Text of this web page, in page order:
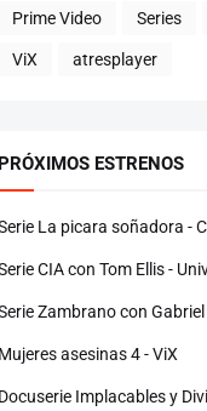
Prime Video Series
ViX atresplayer
PRÓXIMOS ESTRENOS
La picara soñadora -
CIA con Tom Ellis -
Zambrano con
Mujeres asesinas 4 - ViX
Docuserie Implacables y